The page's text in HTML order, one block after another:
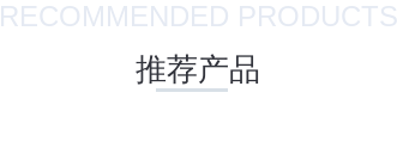
RECOMMENDED PRODUCTS
推荐产品